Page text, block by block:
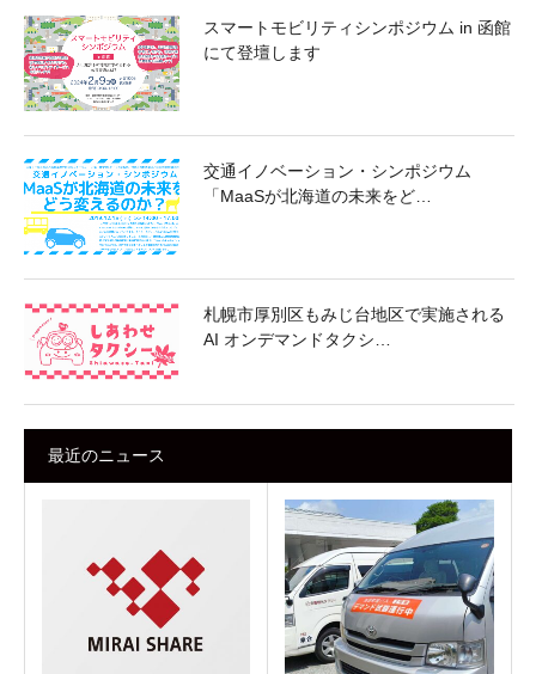
スマートモビリティシンポジウム in 函館
にて登壇します
交通イノベーション・シンポジウム
「MaaSが北海道の未来をど…
札幌市厚別区もみじ台地区で実施される
AI オンデマンドタクシ…
最近のニュース